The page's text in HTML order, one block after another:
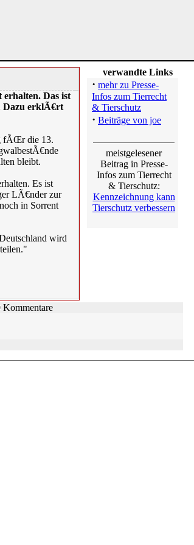
erhalten. Das ist
Dazu erklÃ€rt
fÃŒr die 13.
bleibt.
Es ist
LÃ€nder zur
in Sorrent
wird
verwandte Links
· mehr zu Presse-
Infos zum Tierrecht
& Tierschutz
· Beiträge von joe
meistgelesener
Beitrag in Presse-
Infos zum Tierrecht
& Tierschutz:
Kennzeichnung kann
Tierschutz verbessern
Kommentare